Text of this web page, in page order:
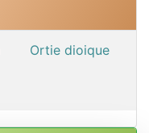
Ortie dioique